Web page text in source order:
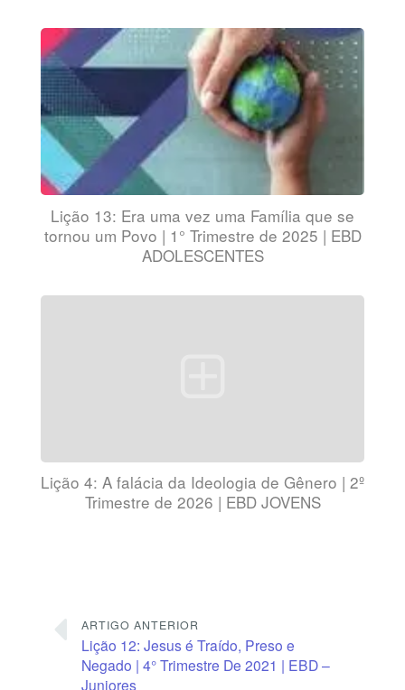
Lição 13: Era uma vez uma Família que se
tornou um Povo | 1° Trimestre de 2025 | EBD
ADOLESCENTES
Lição 4: A falácia da Ideologia de Gênero | 2º
Trimestre de 2026 | EBD JOVENS
ARTIGO ANTERIOR
Lição 12: Jesus é Traído, Preso e
Negado | 4° Trimestre De 2021 | EBD –
Juniores